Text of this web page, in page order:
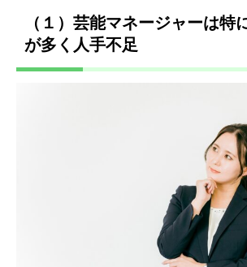
（１）芸能マネージャーは特
が多く人手不足